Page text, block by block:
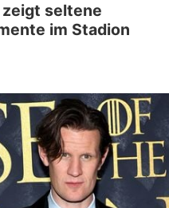
zeigt seltene
im Stadion